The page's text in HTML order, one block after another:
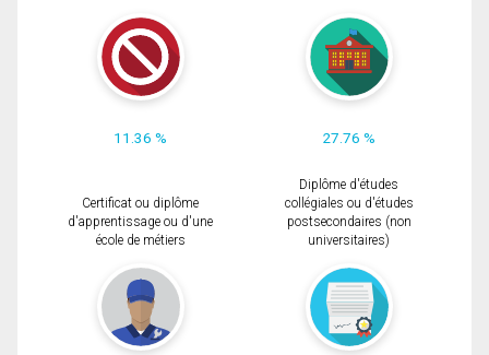
11.36 % 27.76 %
Certificat ou diplôme
d'apprentissage ou d'une
école de métiers
Diplôme d'études
collégiales ou d'études
postsecondaires (non
universitaires)